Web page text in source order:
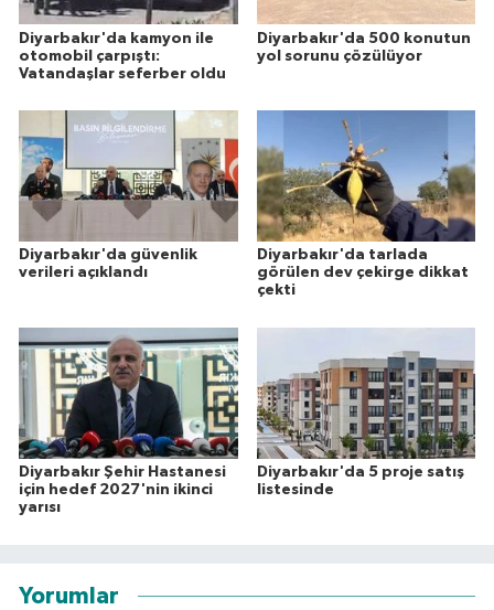
Diyarbakır'da kamyon ile
otomobil çarpıştı:
Vatandaşlar seferber oldu
Diyarbakır'da 500 konutun
yol sorunu çözülüyor
Diyarbakır'da güvenlik
verileri açıklandı
Diyarbakır'da tarlada
görülen dev çekirge dikkat
çekti
Diyarbakır Şehir Hastanesi
için hedef 2027'nin ikinci
yarısı
Diyarbakır'da 5 proje satış
listesinde
Yorumlar